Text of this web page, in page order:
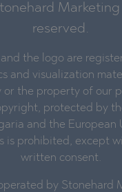
reserved.
the logo are
and visualization
or the property of our
protected by
and the European
is prohibited, except
written consent.
by Stonehard